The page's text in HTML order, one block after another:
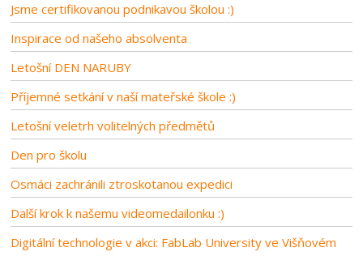
Jsme certifikovanou podnikavou školou :)
Inspirace od našeho absolventa
Letošní DEN NARUBY
Příjemné setkání v naší mateřské škole :)
Letošní veletrh volitelných předmětů
Den pro školu
Osmáci zachránili ztroskotanou expedici
Další krok k našemu videomedailonku :)
Digitální technologie v akci: FabLab University ve Višňovém